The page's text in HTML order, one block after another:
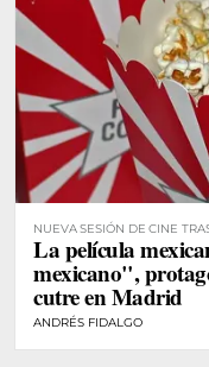
NUEVA SESIÓN DE CINE
La película
mexicano",
cutre en Madrid
ANDRÉS FIDALGO